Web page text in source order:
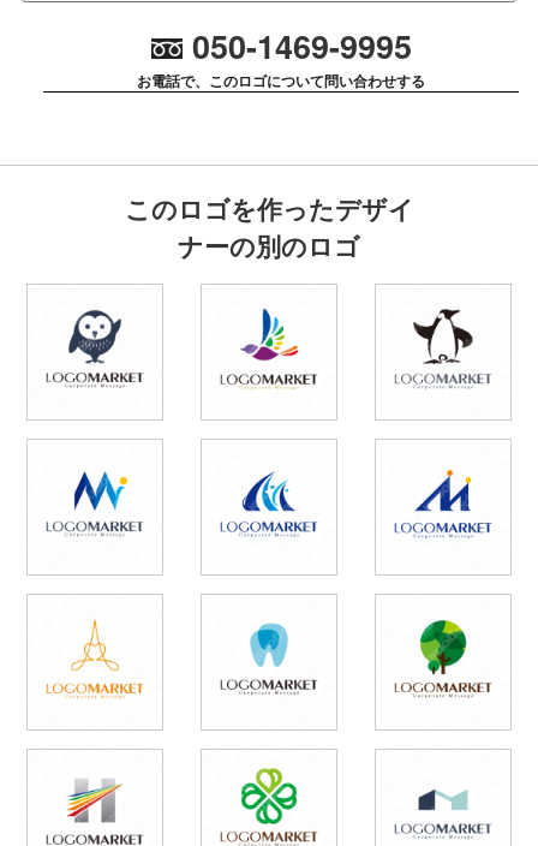
050-1469-9995
お電話で、このロゴについて問い合わせする
このロゴを作ったデザイ
ナーの別のロゴ